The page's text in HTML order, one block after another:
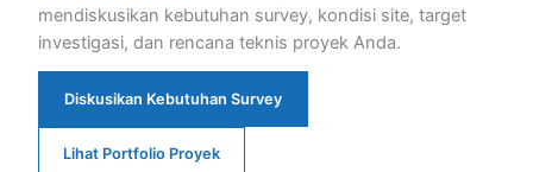
mendiskusikan kebutuhan survey, kondisi site, target
investigasi, dan rencana teknis proyek Anda.
Diskusikan Kebutuhan Survey
Lihat Portfolio Proyek